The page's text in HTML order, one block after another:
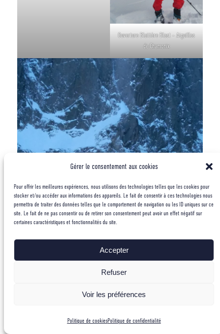
Gérer le consentement aux cookies
Pour offrir les meilleures expériences, nous utilisons des technologies telles que les cookies pour
stocker et/ou accéder aux informations des appareils. Le fait de consentir à ces technologies nous
permettra de traiter des données telles que le comportement de navigation ou les ID uniques sur ce
site. Le fait de ne pas consentir ou de retirer son consentement peut avoir un effet négatif sur
certaines caractéristiques et fonctionnalités du site.
Accepter
Refuser
Voir les préférences
Politique de cookiesPolitique de confidentialité
Ouverture Blaitière Blast – Aiguilles
de Chamonix